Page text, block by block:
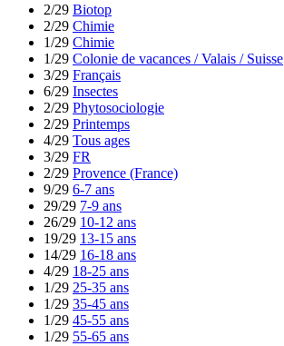
2/29 Biotop
2/29 Chimie
1/29 Chimie
1/29 Colonie de vacances / Valais / Suisse
3/29 Français
6/29 Insectes
2/29 Phytosociologie
2/29 Printemps
4/29 Tous ages
3/29 FR
2/29 Provence (France)
9/29 6-7 ans
29/29 7-9 ans
26/29 10-12 ans
19/29 13-15 ans
14/29 16-18 ans
4/29 18-25 ans
1/29 25-35 ans
1/29 35-45 ans
1/29 45-55 ans
1/29 55-65 ans